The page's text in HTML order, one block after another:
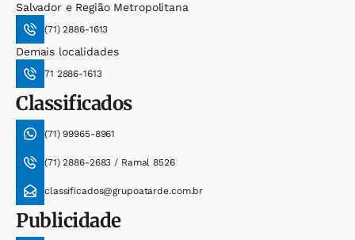
Salvador e Região Metropolitana
(71) 2886-1613
Demais localidades
71 2886-1613
Classificados
(71) 99965-8961
(71) 2886-2683 / Ramal 8526
classificados@grupoatarde.com.br
Publicidade